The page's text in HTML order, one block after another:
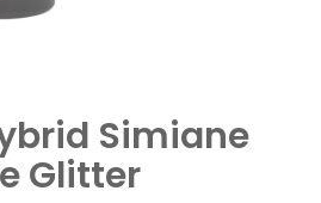
Simiane
Glitter